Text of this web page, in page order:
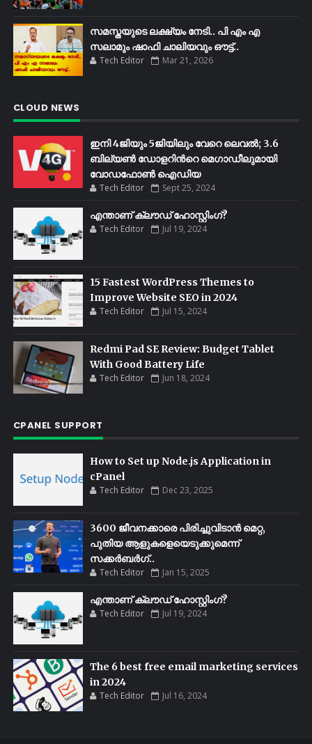
സമസ്തയുടെ ലക്ഷ്യം നേടി.. പി എം എ
സലാമും ഷാഫി ചാലിയവും ഔട്ട്..
Tech Editor Mar 21, 2026
CLOUD NEWS
ഇനി 4ജിയും 5ജിയിലും വേറെ ലെവൽ; 3.6
ബില്യണ്‍ ഡോളറിന്‍റെ മെഗാഡീലുമായി
വോഡഫോണ്‍ ഐഡിയ
Tech Editor Sept 25, 2024
എന്താണ് ക്ലൗഡ് ഹോസ്റ്റിംഗ്?
Tech Editor Jul 19, 2024
15 Fastest WordPress Themes to
Improve Website SEO in 2024
Tech Editor Jul 15, 2024
Redmi Pad SE Review: Budget Tablet
With Good Battery Life
Tech Editor Jun 18, 2024
CPANEL SUPPORT
How to Set up Node.js Application in
cPanel
Tech Editor Dec 23, 2025
3600 ജീവനക്കാരെ പിരിച്ചുവിടാൻ മെറ്റ,
പുതിയ ആളുകളെയെടുക്കുമെന്ന്
സക്കർബർഗ്..
Tech Editor Jan 15, 2025
എന്താണ് ക്ലൗഡ് ഹോസ്റ്റിംഗ്?
Tech Editor Jul 19, 2024
The 6 best free email marketing services
in 2024
Tech Editor Jul 16, 2024